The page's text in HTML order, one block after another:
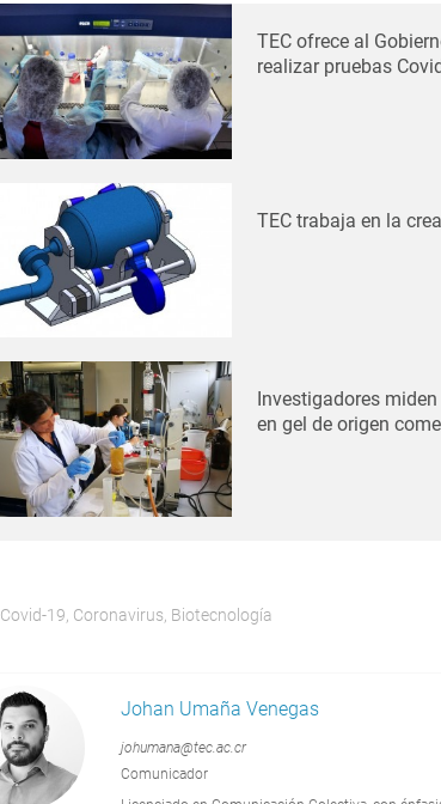
TEC ofrece al
realizar pruebas
TEC trabaja en la
Investigadores
en gel de origen
Covid-19 Coronavirus Biotecnología
Johan Umaña Venegas
johumana@tec.ac.cr
Comunicador